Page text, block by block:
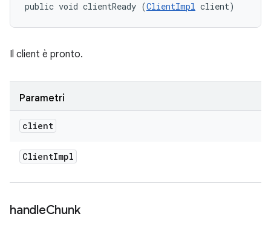
public void clientReady (ClientImpl client)
Il client è pronto.
Parametri
client
ClientImpl
handleChunk